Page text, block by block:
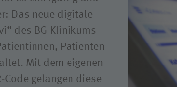
Compliance
Das neue digitale
des BG Klinikums
Patienten
Mit dem eigenen
gelangen diese